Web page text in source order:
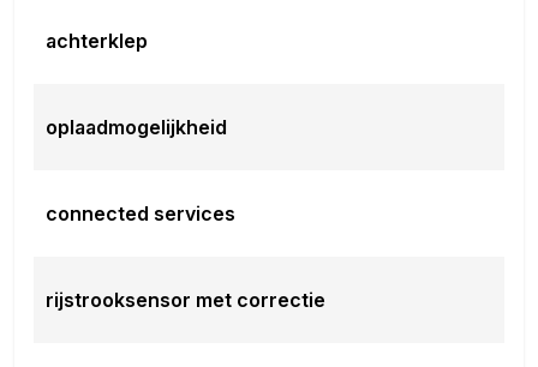
achterklep
oplaadmogelijkheid
connected services
rijstrooksensor met correctie